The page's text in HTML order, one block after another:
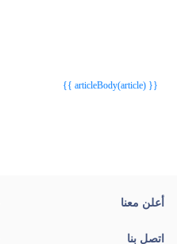
{{ articleBody(article) }}
أعلن معنا
اتصل بنا